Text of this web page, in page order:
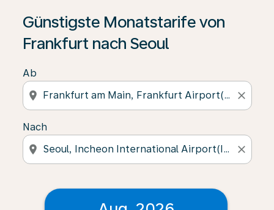
Günstigste Monatstarife von
Frankfurt nach Seoul
Ab
location_on close
Nach
location_on close